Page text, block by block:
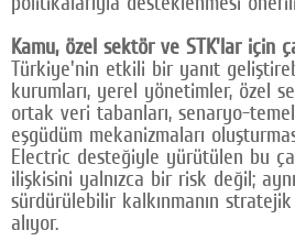
Kamu, özel sektör ve STK'lar için
Türkiye'nin etkili bir yanıt
kurumları, yerel yönetimler, özel
ortak veri tabanları, senaryo-
eşgüdüm mekanizmaları
Electric desteğiyle yürütülen bu
ilişkisini yalnızca bir risk değil;
sürdürülebilir kalkınmanın
alıyor.